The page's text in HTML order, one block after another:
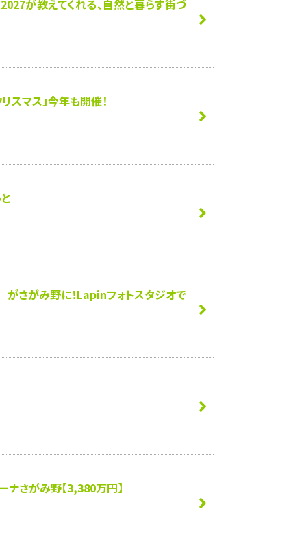
が教えてくれる、自然と暮らす街づ
スマス」今年も開催！
がみ野に！Lapinフォトスタジオで
さがみ野【3,380万円】